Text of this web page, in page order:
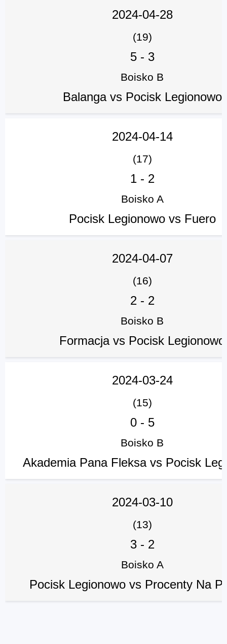
2024-04-28
(19)
5- 3
Boisko B
Balanga vs Pocisk Legionowo
2024-04-14
(17)
1- 2
Boisko A
Pocisk Legionowo vs Fuero
2024-04-07
(16)
2- 2
Boisko B
Formacja vs Pocisk Legionowo
2024-03-24
(15)
0- 5
Boisko B
Akademia Pana Fleksa vs Pocisk
2024-03-10
(13)
3- 2
Boisko A
Pocisk Legionowo vs Procenty Na